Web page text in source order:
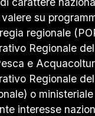
su
regionale
Regionale
e
Regionale
o
interesse